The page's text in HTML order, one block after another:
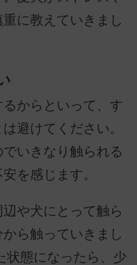
に教えていきまし
からといって、す
避けてください。
いきなり触られる
を感じます。
や犬にとって触ら
ら触っていきまし
状態になったら、少